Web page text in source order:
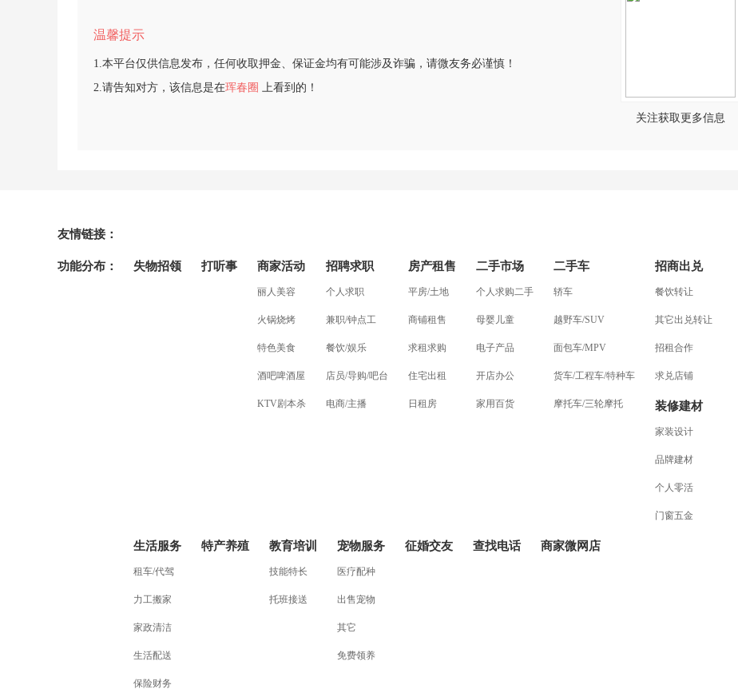
温馨提示
1.本平台仅供信息发布，任何收取押金、保证金均有可能涉及诈骗，请微友务必谨慎！
2.请告知对方，该信息是在珲春圈 上看到的！
关注获取更多信息
友情链接：
功能分布： 失物招领 打听事 商家活动
丽人美容
火锅烧烤
特色美食
酒吧啤酒屋
KTV剧本杀
招聘求职
个人求职
兼职/钟点工
餐饮/娱乐
店员/导购/吧台
电商/主播
房产租售
平房/土地
商铺租售
求租求购
住宅出租
日租房
二手市场
个人求购二手
母婴儿童
电子产品
开店办公
家用百货
二手车
轿车
越野车/SUV
面包车/MPV
货车/工程车/特种车
摩托车/三轮摩托
招商出兑
餐饮转让
其它出兑转让
招租合作
求兑店铺
装修建材
家装设计
品牌建材
个人零活
门窗五金
生活服务
租车/代驾
力工搬家
家政清洁
生活配送
保险财务
特产养殖 教育培训
技能特长
托班接送
宠物服务
医疗配种
出售宠物
其它
免费领养
征婚交友 查找电话 商家微网店